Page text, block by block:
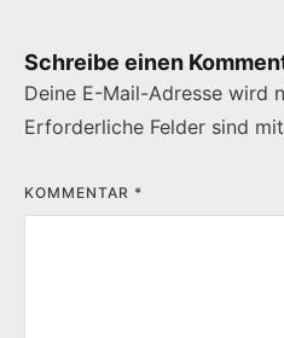
Schreibe einen
Deine E-Mail-Adresse wird
Erforderliche Felder sind mit
KOMMENTAR *